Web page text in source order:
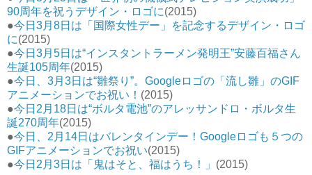
90周年を祝うデザイン・ロゴに(2015)
●今日3月8日は「国際女性デー」を記念するデザイン・ロゴ
に(2015)
●今日3月5日は“インスタントラーメン発明王”安藤百福さん
生誕105周年(2015)
●今日、3月3日は“雛祭り”。Googleロゴの「流し雛」のGIF
アニメーションでお祝い！ (2015)
●今日2月18日は“ボルタ電池”のアレッサンドロ・ボルタ生
誕270周年(2015)
●今日、2月14日はバレンタインデー！Googleロゴも５つの
GIFアニメーションでお祝い(2015)
●今日2月3日は「鬼はそと、福はうち！」 (2015)